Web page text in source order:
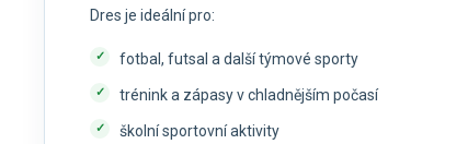
Dres je ideální pro:
fotbal, futsal a další týmové sporty
trénink a zápasy v chladnějším počasí
školní sportovní aktivity